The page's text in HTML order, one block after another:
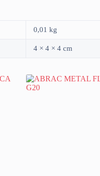
0,01 kg
4 × 4 × 4 cm